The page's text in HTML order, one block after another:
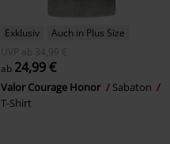
Exklusiv
Auch in Plus Size
UVP
ab
34,99 €
ab 24,99 €
Valor Courage Honor
Sabaton
T-Shirt